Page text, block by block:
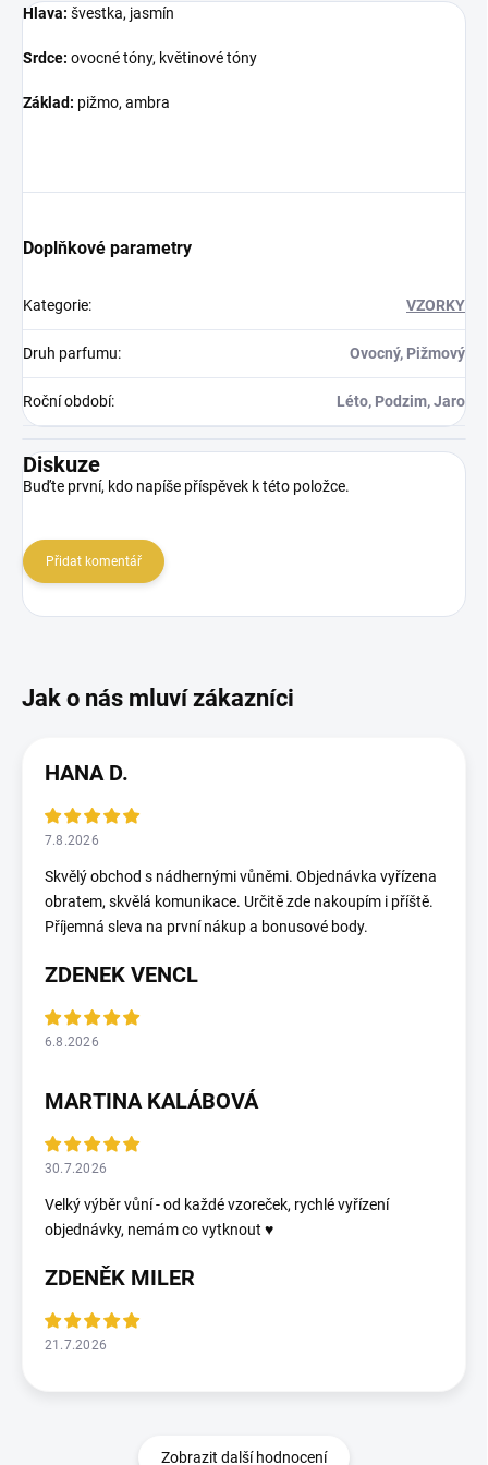
Hlava: švestka, jasmín
Srdce: ovocné tóny, květinové tóny
Základ: pižmo, ambra
Doplňkové parametry
Kategorie: VZORKY
Druh parfumu: Ovocný, Pižmový
Roční období: Léto, Podzim, Jaro
Diskuze
Buďte první, kdo napíše příspěvek k této položce.
Přidat komentář
HANA D.
7.8.2026
Skvělý obchod s nádhernými vůněmi. Objednávka vyřízena
obratem, skvělá komunikace. Určitě zde nakoupím i příště.
Příjemná sleva na první nákup a bonusové body.
ZDENEK VENCL
6.8.2026
MARTINA KALÁBOVÁ
30.7.2026
Velký výběr vůní - od každé vzoreček, rychlé vyřízení
objednávky, nemám co vytknout ♥️
ZDENĚK MILER
21.7.2026
Zobrazit další hodnocení